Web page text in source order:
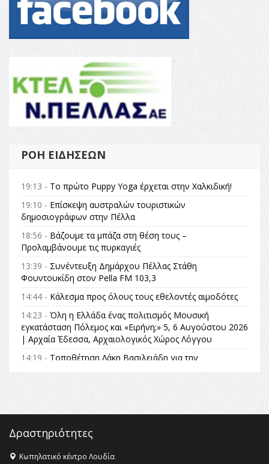
ΡΟΉ ΕΙΔΉΣΕΩΝ
19:13 - Το πρώτο Puppy Yoga έρχεται στην Χαλκιδική!
19:10 - Επίσκεψη αυστραλών τουριστικών
δημοσιογράφων στην Πέλλα
18:56 - Βάζουμε τα μπάζα στη θέση τους –
Προλαμβάνουμε τις πυρκαγιές
13:39 - Συνέντευξη Δημάρχου Πέλλας Στάθη
Φουντουκίδη στον Pella FM 103,3
14:44 - Κάλεσμα προς όλους τους εθελοντές αιμοδότες
14:23 - Όλη η Ελλάδα ένας πολιτισμός Μουσική
εγκατάσταση Πόλεμος και «Ειρήνη;» 5, 6 Αυγούστου 2026
| Αρχαία Έδεσσα, Αρχαιολογικός Χώρος Λόγγου
14:19 - Τοποθέτηση Λάκη Βασιλειάδη για την
Αναθεώρηση του Συντάγματος: «Σε τέτοιες κορυφαίες
θεσμικές διαδικασίες υπάρχει μόνο η ευθύνη απέναντι
στις επόμενες γενιές»
16:35 -Το πρόγραμμα του ΠΑΟΚ στον δεύτερο γύρο του
16:27 - Όλυμπος: Εντάχθηκε στον Κατάλογο Παγκόσμιας
Κληρονομιάς της UNESCO – Ομόφωνη η απόφαση Ο
Δραστηριότητες
Κωπηλατικό κέντρο Λουδία